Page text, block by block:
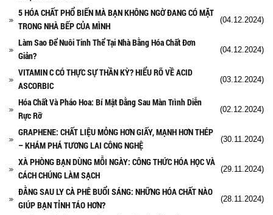
5 HÓA CHẤT PHỔ BIẾN MÀ BẠN KHÔNG NGỜ ĐANG CÓ MẶT
TRONG NHÀ BẾP CỦA MÌNH
(04.12.2024)
Làm Sao Để Nuôi Tinh Thể Tại Nhà Bằng Hóa Chất Đơn
Giản?
(04.12.2024)
VITAMIN C CÓ THỰC SỰ THẦN KỲ? HIỂU RÕ VỀ ACID
ASCORBIC
(03.12.2024)
Hóa Chất Và Pháo Hoa: Bí Mật Đằng Sau Màn Trình Diễn
Rực Rỡ
(02.12.2024)
GRAPHENE: CHẤT LIỆU MỎNG HƠN GIẤY, MẠNH HƠN THÉP
– KHÁM PHÁ TƯƠNG LAI CÔNG NGHỆ
(30.11.2024)
XÀ PHÒNG BẠN DÙNG MỖI NGÀY: CÔNG THỨC HÓA HỌC VÀ
CÁCH CHÚNG LÀM SẠCH
(29.11.2024)
ĐẰNG SAU LY CÀ PHÊ BUỔI SÁNG: NHỮNG HÓA CHẤT NÀO
GIÚP BẠN TỈNH TÁO HƠN?
(28.11.2024)